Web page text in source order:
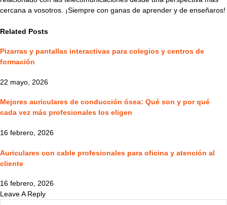
cercana a vosotros. ¡Siempre con ganas de aprender y de enseñaros!
Related Posts
Pizarras y pantallas interactivas para colegios y centros de
formación
22 mayo, 2026
Mejores auriculares de conducción ósea: Qué son y por qué
cada vez más profesionales los eligen
16 febrero, 2026
Auriculares con cable profesionales para oficina y atención al
cliente
16 febrero, 2026
Leave A Reply